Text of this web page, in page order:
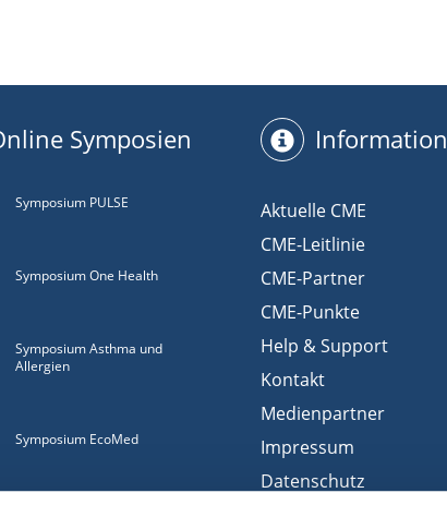
Symposien
Symposium PULSE
Symposium One Health
Symposium Asthma und
Allergien
Symposium EcoMed
Information
Aktuelle CME
CME-Leitlinie
CME-Partner
CME-Punkte
Help & Support
Kontakt
Medienpartner
Impressum
Datenschutz